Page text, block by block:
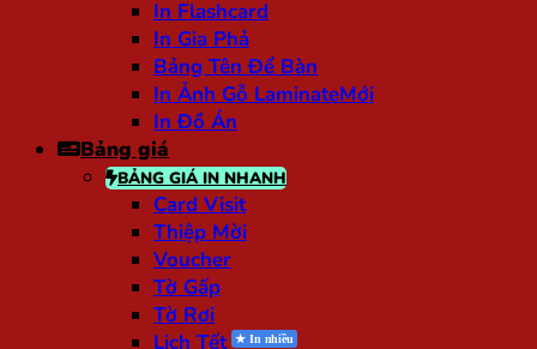
In Flashcard
In Gia Phả
Bảng Tên Để Bàn
In Ảnh Gỗ Laminate
In Đồ Án
Bảng giá
BẢNG GIÁ IN NHANH
Card Visit
Thiệp Mời
Voucher
Tờ Gấp
Tờ Rơi
Lịch Tết